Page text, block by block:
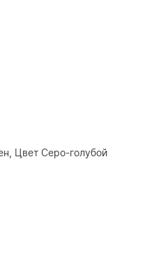
Цвет Серо-голубой